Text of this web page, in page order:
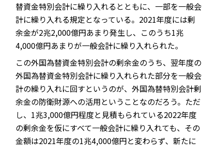
替資金特別会計に繰り入れるとともに、一部を一般会
計に繰り入れる規定となっている。2021年度には剰
余金が2兆2,000億円あまり発生し、このうち1兆
4,000億円あまりが一般会計に繰り入れられた。
この外国為替資金特別会計の剰余金のうち、翌年度の
外国為替資金特別会計に繰り入れられた部分を一般会
計の繰り入れに回すというのが、外国為替特別会計剰
余金の防衛財源への活用ということなのだろう。ただ
し、1兆3,000億円程度と見積もられている2022年度
の剰余金を仮にすべて一般会計に繰り入れても、その
金額は2021年度の1兆4,000億円と変わらず、新たに